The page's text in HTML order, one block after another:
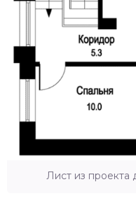
Лист из проекта